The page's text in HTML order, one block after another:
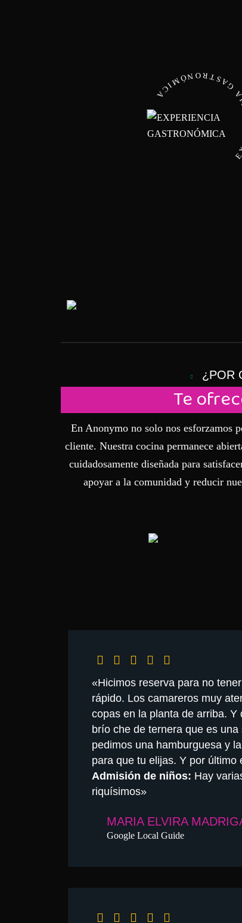
EXPERIENCIA
¿POR
Te
En Anonymo no solo nos esforzamos
cliente. Nuestra cocina permanece
cuidadosamente diseñada para
apoyar a la comunidad y reducir
«Hicimos reserva para no
rápido. Los camareros muy
copas en la planta de arriba.
brío che de ternera que es
pedimos una hamburguesa y
para que tu elijas. Y por
Admisión de niños: Hay
riquísimos»
MARIA ELVIRA
Google Local Guide